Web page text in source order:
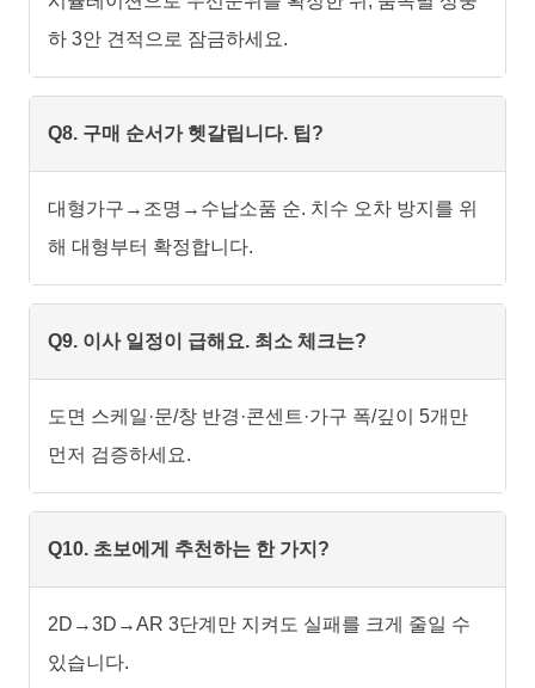
하 3안 견적으로 잠금하세요.
Q8. 구매 순서가 헷갈립니다. 팁?
대형가구→조명→수납소품 순. 치수 오차 방지를 위
해 대형부터 확정합니다.
Q9. 이사 일정이 급해요. 최소 체크는?
도면 스케일·문/창 반경·콘센트·가구 폭/깊이 5개만
먼저 검증하세요.
Q10. 초보에게 추천하는 한 가지?
2D→3D→AR 3단계만 지켜도 실패를 크게 줄일 수
있습니다.